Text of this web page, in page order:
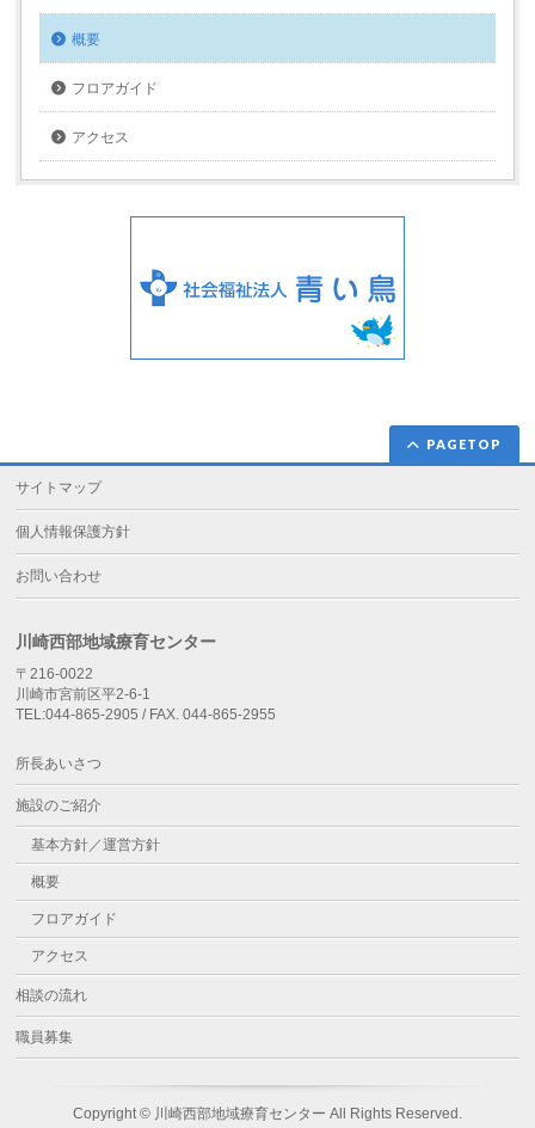
概要
フロアガイド
アクセス
PAGETOP
サイトマップ
個人情報保護方針
お問い合わせ
川崎西部地域療育センター
〒216-0022
川崎市宮前区平2-6-1
TEL:044-865-2905 / FAX. 044-865-2955
所長あいさつ
施設のご紹介
基本方針／運営方針
概要
フロアガイド
アクセス
相談の流れ
職員募集
Copyright © 川崎西部地域療育センター All Rights Reserved.